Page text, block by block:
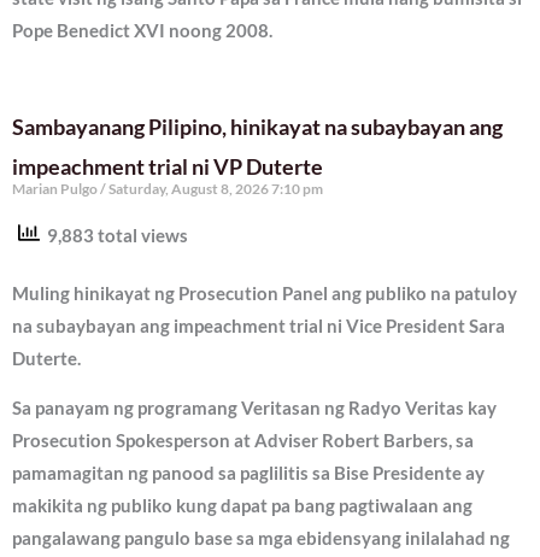
Pope Benedict XVI noong 2008.
Sambayanang Pilipino, hinikayat na subaybayan ang
impeachment trial ni VP Duterte
Marian Pulgo Saturday, August 8, 2026 7:10 pm
9,883 total views
Muling hinikayat ng Prosecution Panel ang publiko na patuloy
na subaybayan ang impeachment trial ni Vice President Sara
Duterte.
Sa panayam ng programang Veritasan ng Radyo Veritas kay
Prosecution Spokesperson at Adviser Robert Barbers, sa
pamamagitan ng panood sa paglilitis sa Bise Presidente ay
makikita ng publiko kung dapat pa bang pagtiwalaan ang
pangalawang pangulo base sa mga ebidensyang inilalahad ng